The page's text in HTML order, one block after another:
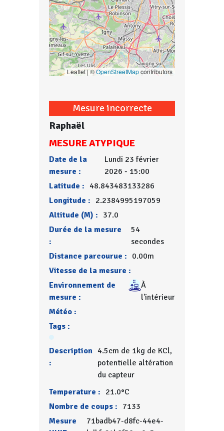
Leaflet | ©OpenStreetMapcontributors
Mesure incorrecte
Raphaël
MESURE ATYPIQUE
Date de la
mesure :
Lundi 23 février
2026 - 15:00
Latitude : 48.843483133286
Longitude : 2.2384995197059
Altitude (M) : 37.0
Durée de la mesure
:
54
secondes
Distance parcourue : 0.00m
Vitesse de la mesure :
Environnement de
mesure :
À
l'intérieur
Météo :
Tags :
Description
:
4.5cm de 1kg de KCl,
potentielle altération
du capteur
Temperature : 21.0°C
Nombre de coups : 7133
Mesure
71badb47-d8fc-44e4-